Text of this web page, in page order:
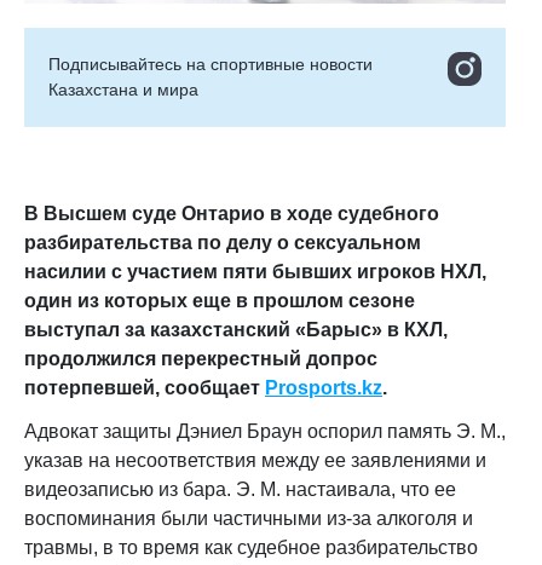
Подписывайтесь на cпортивные новости
Казахстана и мира
В Высшем суде Онтарио в ходе судебного
разбирательства по делу о сексуальном
насилии с участием пяти бывших игроков НХЛ,
один из которых еще в прошлом сезоне
выступал за казахстанский «Барыс» в КХЛ,
продолжился перекрестный допрос
потерпевшей, сообщает Prosports.kz.
Адвокат защиты Дэниел Браун оспорил память Э. М.,
указав на несоответствия между ее заявлениями и
видеозаписью из бара. Э. М. настаивала, что ее
воспоминания были частичными из-за алкоголя и
травмы, в то время как судебное разбирательство